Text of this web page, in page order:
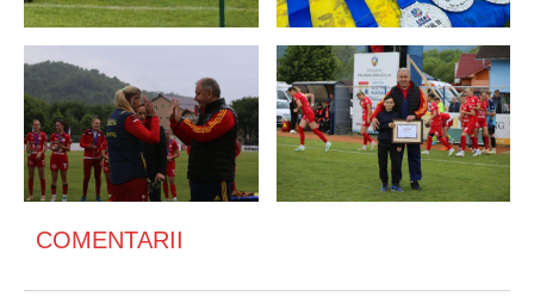
COMENTARII